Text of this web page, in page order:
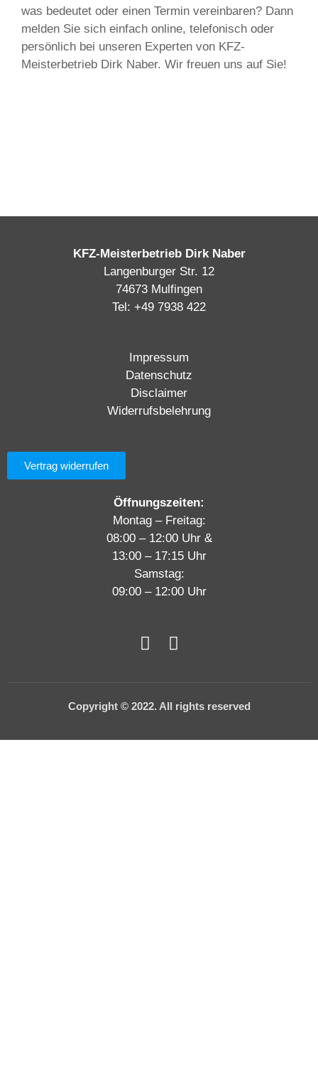
was bedeutet oder einen Termin vereinbaren? Dann
melden Sie sich einfach online, telefonisch oder
persönlich bei unseren Experten von KFZ-
Meisterbetrieb Dirk Naber. Wir freuen uns auf Sie!
KFZ-Meisterbetrieb Dirk Naber
Langenburger Str. 12
74673 Mulfingen
Tel: +49 7938 422
Impressum
Datenschutz
Disclaimer
Widerrufsbelehrung
Vertrag widerrufen
Öffnungszeiten:
Montag – Freitag:
08:00 – 12:00 Uhr &
13:00 – 17:15 Uhr
Samstag:
09:00 – 12:00 Uhr
Copyright © 2022. All rights reserved